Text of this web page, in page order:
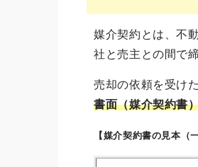
媒介契約とは、不
社と売主との間で
売却の依頼を受け
書面（媒介契約書
【媒介契約書の見本（